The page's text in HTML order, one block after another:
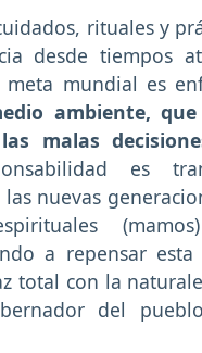
rituales y
desde tiempos
mundial es
ambiente,
malas
es
nuevas
a repensar esta
total con la
del